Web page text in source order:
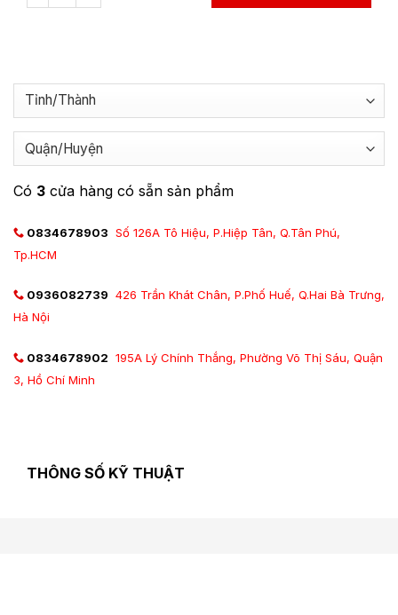
Có 3 cửa hàng có sẵn sản phẩm
0834678903 Số 126A Tô Hiệu, P.Hiệp Tân, Q.Tân Phú,
Tp.HCM
0936082739 426 Trần Khát Chân, P.Phố Huế, Q.Hai Bà Trưng,
Hà Nội
0834678902 195A Lý Chính Thắng, Phường Võ Thị Sáu, Quận
3, Hồ Chí Minh
THÔNG SỐ KỸ THUẬT